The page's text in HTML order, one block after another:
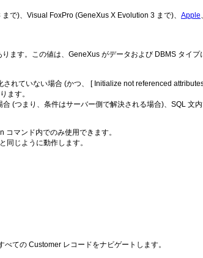
で)、Visual FoxPro (GeneXus X Evolution 3 まで)、 Apple、
ます。この値は、GeneXus がデータおよび DBMS タイ
れていない場合 (かつ、 [ Initialize not referenced
ます。
(つまり、条件はサーバー側で解決される場合)、SQL 文
コマンド内でのみ使用できます。
同じように動作します。
ての Customer レコードをナビゲートします。